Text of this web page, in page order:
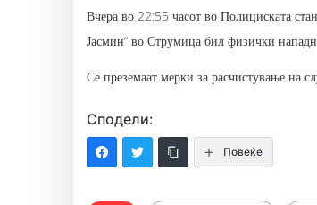
Вчера во 22:55 часот во Полициската
Јасмин“ во Струмица бил физички
Се преземаат мерки за расчистување на
Сподели:
Повеќе